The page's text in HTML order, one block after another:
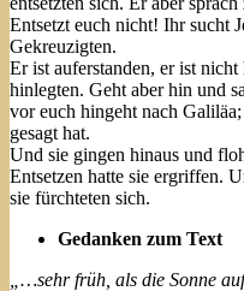
Entsetzt euch nicht! Ihr sucht
Gekreuzigten.
Er ist auferstanden, er ist
hinlegten. Geht aber hin und
vor euch hingeht nach
gesagt hat.
Und sie gingen hinaus und
Entsetzen hatte sie ergriffen.
sie fürchteten sich.
Gedanken zum Text
„…sehr früh, als die Sonne